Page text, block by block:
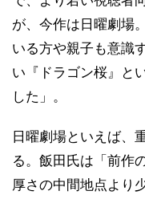
が、今作は日曜劇場
いる方や親子も意識
い『ドラゴン桜』と
した」。
日曜劇場といえば、
る。飯田氏は「前作
厚さの中間地点より